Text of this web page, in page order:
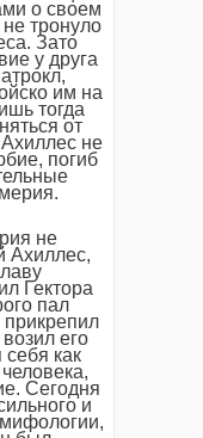
о своем
тронуло
Зато
у друга
им на
тогда
от
не
погиб
не
Ахиллес,
Гектора
пал
прикрепил
его
себя как
Сегодня
и